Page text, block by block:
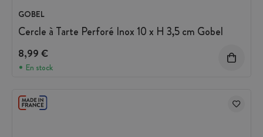
GOBEL
Cercle à Tarte Perforé Inox 10 x H 3,5 cm Gobel
8,99 €
En stock